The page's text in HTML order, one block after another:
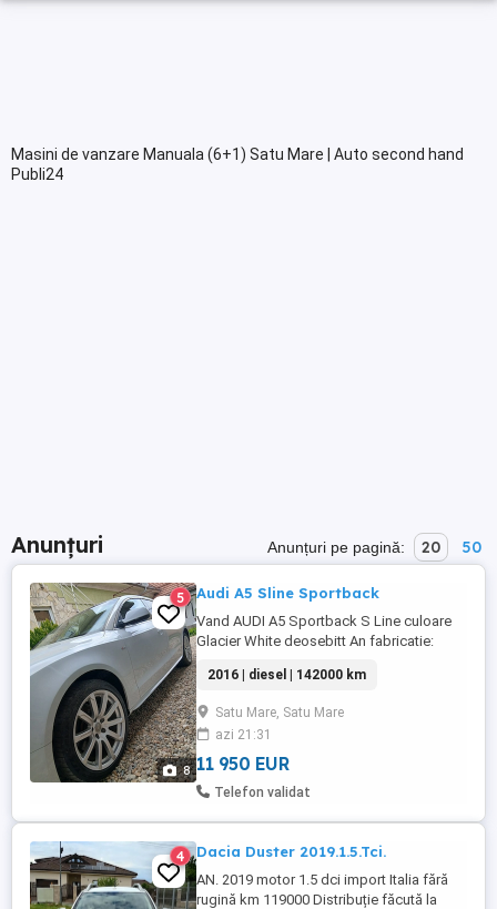
Masini de vanzare Manuala (6+1) Satu Mare | Auto second hand
Publi24
Anunțuri Anunțuri pe pagină: 20 50
8
5 Audi A5 Sline Sportback
Vand AUDI A5 Sportback S Line culoare
Glacier White deosebitt An fabricatie:
-142000 km real reali!!! Transmisie
manuala 6+1 Model S-Line - Bi xenon
adaptiv - Dublu climatronic - Radio Cd
mp3 aux card bluetooth - Volan
multifunctional - Computer de bord -
daylight ...
2016 | diesel | 142000 km
Satu Mare, Satu Mare
azi 21:31
11 950 EUR
Telefon validat
4 Dacia Duster 2019.1.5.Tci.
AN. 2019 motor 1.5 dci import Italia fără
rugină km 119000 Distribuție făcută la